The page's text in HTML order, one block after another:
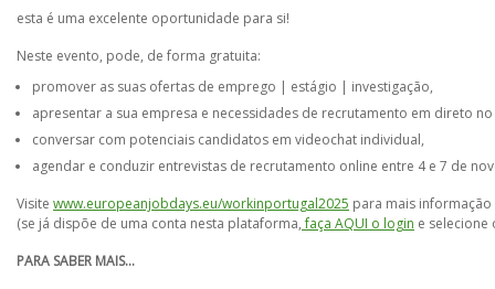
esta é uma excelente oportunidade para si!
Neste evento, pode, de forma gratuita:
promover as suas ofertas de emprego | estágio | investigação,
apresentar a sua empresa e necessidades de recrutamento em direto
conversar com potenciais candidatos em videochat individual,
agendar e conduzir entrevistas de recrutamento online entre 4 e 7 de
Visite www.europeanjobdays.eu/workinportugal2025 para mais
(se já dispõe de uma conta nesta plataforma,faça AQUI o login e selecione
PARA SABER MAIS…